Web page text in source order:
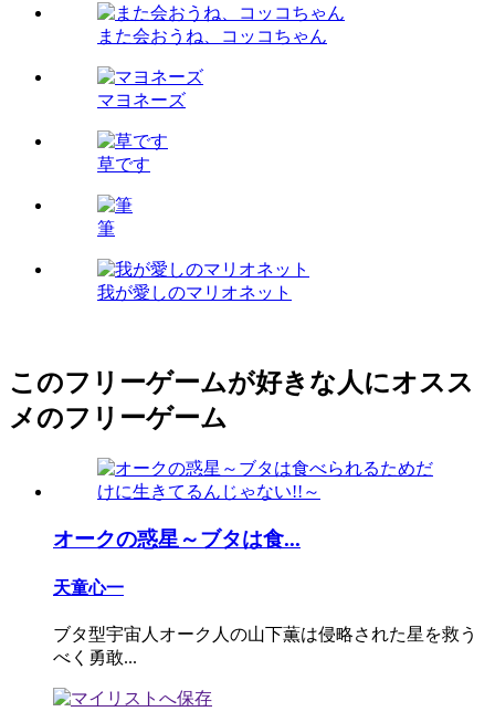
また会おうね、コッコちゃん
マヨネーズ
草です
筆
我が愛しのマリオネット
このフリーゲームが好きな人にオスス
メのフリーゲーム
オークの惑星～ブタは食...
天童心一
ブタ型宇宙人オーク人の山下薫は侵略された星を救う
べく勇敢...